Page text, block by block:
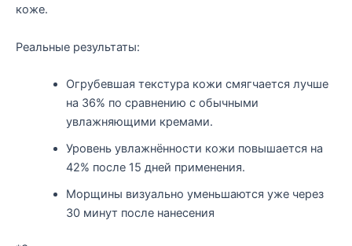
коже.
Реальные результаты:
Огрубевшая текстура кожи смягчается лучше
на 36% по сравнению с обычными
увлажняющими кремами.
Уровень увлажнённости кожи повышается на
42% после 15 дней применения.
Морщины визуально уменьшаются уже через
30 минут после нанесения